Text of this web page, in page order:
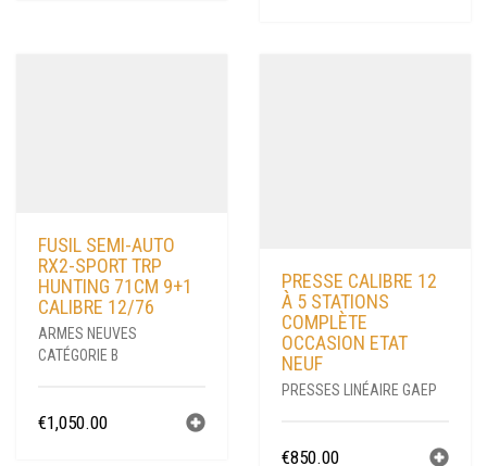
FUSIL SEMI-AUTO
RX2-SPORT TRP
HUNTING 71CM 9+1
CALIBRE 12/76
ARMES NEUVES
CATÉGORIE B
€1,050.00
PRESSE CALIBRE 12
À 5 STATIONS
COMPLÈTE
OCCASION ETAT
NEUF
PRESSES LINÉAIRE GAEP
€850.00